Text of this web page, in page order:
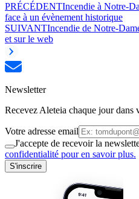
PRÉCÉDENTIncendie à Notre-
face à un évènement historique
SUIVANTIncendie de Notre-
et sur le web
Newsletter
Recevez Aleteia chaque jour dans
Votre adresse email
J'accepte de recevoir la
confidentialité pour en savoir plus.
S'inscrire